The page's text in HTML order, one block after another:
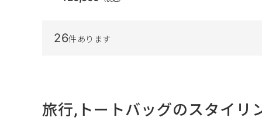
26件あります
旅行,トートバッグのスタイリ